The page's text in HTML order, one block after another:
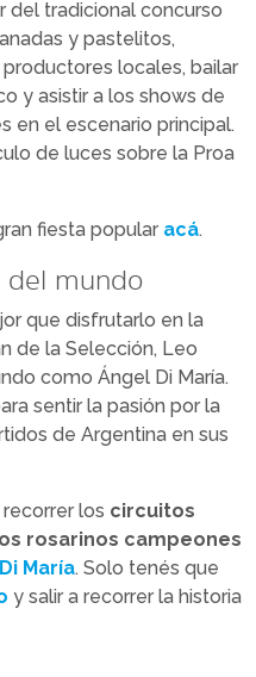
del tradicional concurso
y pastelitos,
locales, bailar
y asistir a los shows de
en el escenario principal.
de luces sobre la Proa
fiesta popular acá.
del mundo
que disfrutarlo en la
de la Selección, Leo
como Ángel Di María.
sentir la pasión por la
de Argentina en sus
los circuitos
rosarinos campeones
Di María. Solo tenés que
y salir a recorrer la historia